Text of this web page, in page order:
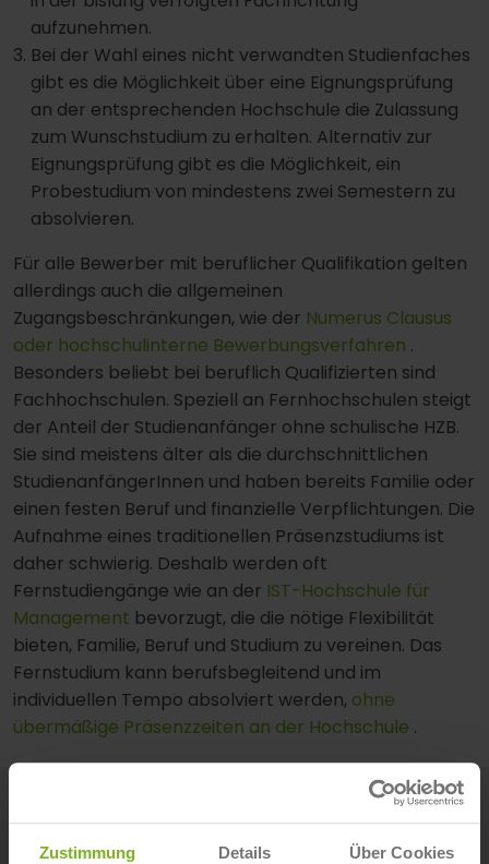
Zustimmung Details Über Cookies
aufzunehmen.
Bei der Wahl eines nicht verwandten Studienfaches
gibt es die Möglichkeit über eine Eignungsprüfung
an der entsprechenden Hochschule die Zulassung
zum Wunschstudium zu erhalten. Alternativ zur
Eignungsprüfung gibt es die Möglichkeit, ein
Probestudium von mindestens zwei Semestern zu
absolvieren.
Für alle Bewerber mit beruflicher Qualifikation gelten
allerdings auch die allgemeinen
Zugangsbeschränkungen, wie der Numerus Clausus
oder hochschulinterne Bewerbungsverfahren .
Besonders beliebt bei beruflich Qualifizierten sind
Fachhochschulen. Speziell an Fernhochschulen steigt
der Anteil der Studienanfänger ohne schulische HZB.
Sie sind meistens älter als die durchschnittlichen
StudienanfängerInnen und haben bereits Familie oder
einen festen Beruf und finanzielle Verpflichtungen. Die
Aufnahme eines traditionellen Präsenzstudiums ist
daher schwierig. Deshalb werden oft
Fernstudiengänge wie an der IST-Hochschule für
Management bevorzugt, die die nötige Flexibilität
bieten, Familie, Beruf und Studium zu vereinen. Das
Fernstudium kann berufsbegleitend und im
individuellen Tempo absolviert werden, ohne
übermäßige Präsenzzeiten an der Hochschule .